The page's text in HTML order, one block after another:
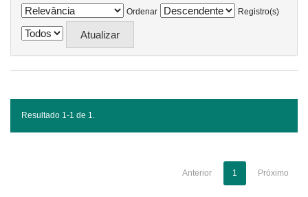
Ordenar
Registro(s)
Resultado 1-1 de 1.
Anterior 1 Próximo